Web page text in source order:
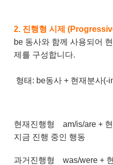
2. 진행형 시제
be 동사와 함께 사용되어
제를 구성합니다.
형태: be동사 + 현재분사(-
현재진행형
am/is/are +
지금 진행 중인 행동
과거진행형
was/were +